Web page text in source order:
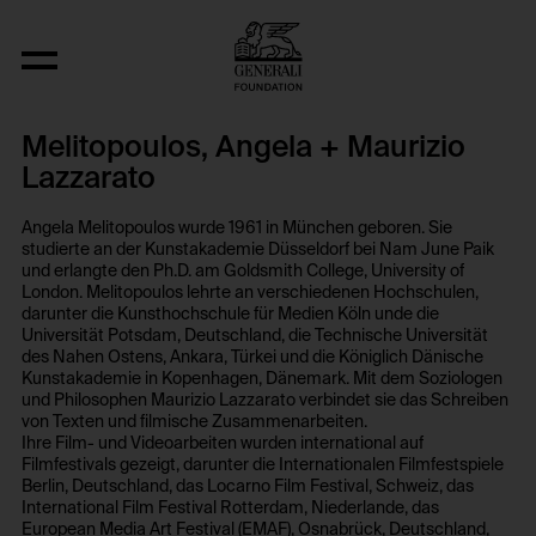
Melitopoulos, Angela + Maurizio
Lazzarato
Angela Melitopoulos wurde 1961 in München geboren. Sie
studierte an der Kunstakademie Düsseldorf bei Nam June Paik
und erlangte den Ph.D. am Goldsmith College, University of
London. Melitopoulos lehrte an verschiedenen Hochschulen,
darunter die Kunsthochschule für Medien Köln unde die
Universität Potsdam, Deutschland, die Technische Universität
des Nahen Ostens, Ankara, Türkei und die Königlich Dänische
Kunstakademie in Kopenhagen, Dänemark. Mit dem Soziologen
und Philosophen Maurizio Lazzarato verbindet sie das Schreiben
von Texten und filmische Zusammenarbeiten.
Ihre Film- und Videoarbeiten wurden international auf
Filmfestivals gezeigt, darunter die Internationalen Filmfestspiele
Berlin, Deutschland, das Locarno Film Festival, Schweiz, das
International Film Festival Rotterdam, Niederlande, das
European Media Art Festival (EMAF), Osnabrück, Deutschland,